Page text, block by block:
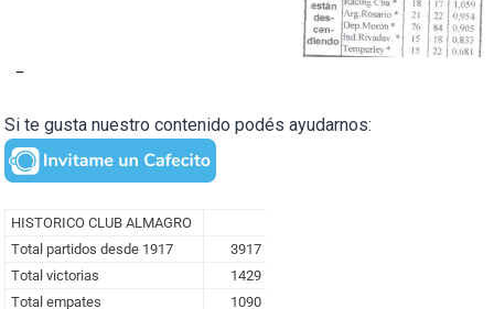
–
Si te gusta nuestro contenido podés ayudarnos: